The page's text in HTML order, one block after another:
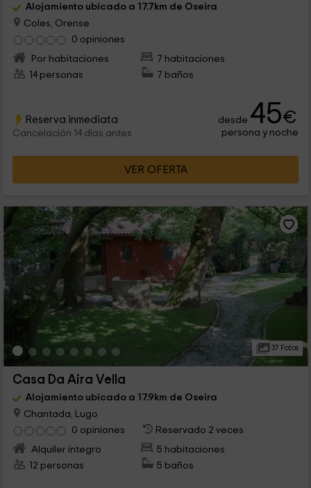
Alojamiento ubicado a 17.7km de Oseira
Coles, Orense
0 opiniones
Por habitaciones
7 habitaciones
14 personas
7 baños
Reserva inmediata
Cancelación 14 días antes
desde 45€
persona y noche
VER OFERTA
37 Fotos
Casa Da Aira Vella
Alojamiento ubicado a 17.9km de Oseira
Chantada, Lugo
0 opiniones
Reservado 2 veces
Alquiler íntegro
5 habitaciones
12 personas
5 baños